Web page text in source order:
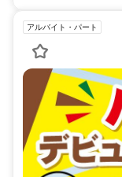
アルバイト・パート